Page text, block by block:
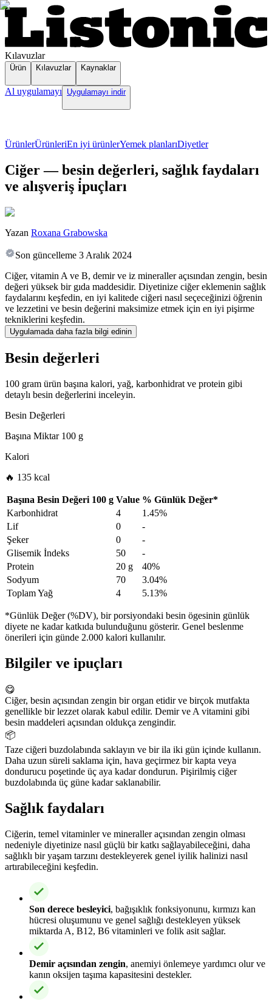
Kılavuzlar
Ürün Kılavuzlar Kaynaklar
Al uygulamayı Uygulamayı indir
ÜrünlerÜrünleriEn iyi ürünlerYemek planlarıDiyetler
Ciğer — besin değerleri, sağlık faydaları
ve alışveriş i̇puçları
Yazan Roxana Grabowska
Son güncelleme 3 Aralık 2024
Ciğer, vitamin A ve B, demir ve iz mineraller açısından zengin, besin
değeri yüksek bir gıda maddesidir. Diyetinize ciğer eklemenin sağlık
faydalarını keşfedin, en iyi kalitede ciğeri nasıl seçeceğinizi öğrenin
ve lezzetini ve besin değerini maksimize etmek için en iyi pişirme
tekniklerini keşfedin.
Uygulamada daha fazla bilgi edinin
Besin değerleri
100 gram ürün başına kalori, yağ, karbonhidrat ve protein gibi
detaylı besin değerlerini inceleyin.
Besin Değerleri
Başına Miktar100 g
Kalori
🔥 135 kcal
Başına Besin Değeri 100 g Value % Günlük Değer*
Karbonhidrat
4
1.45%
Lif
0
-
Şeker
0
-
Glisemik İndeks
50
-
Protein
20 g
40%
Sodyum
70
3.04%
Toplam Yağ
4 5.13%
*Günlük Değer (%DV), bir porsiyondaki besin ögesinin günlük
diyete ne kadar katkıda bulunduğunu gösterir. Genel beslenme
önerileri için günde 2.000 kalori kullanılır.
Bilgiler ve ipuçları
😋
Ciğer, besin açısından zengin bir organ etidir ve birçok mutfakta
genellikle bir lezzet olarak kabul edilir. Demir ve A vitamini gibi
besin maddeleri açısından oldukça zengindir.
📦
Taze ciğeri buzdolabında saklayın ve bir ila iki gün içinde kullanın.
Daha uzun süreli saklama için, hava geçirmez bir kapta veya
dondurucu poşetinde üç aya kadar dondurun. Pişirilmiş ciğer
buzdolabında üç güne kadar saklanabilir.
Sağlık faydaları
Ciğerin, temel vitaminler ve mineraller açısından zengin olması
nedeniyle diyetinize nasıl güçlü bir katkı sağlayabileceğini, daha
sağlıklı bir yaşam tarzını destekleyerek genel iyilik halinizi nasıl
artırabileceğini keşfedin.
Son derece besleyici, bağışıklık fonksiyonunu, kırmızı kan
hücresi oluşumunu ve genel sağlığı destekleyen yüksek
miktarda A, B12, B6 vitaminleri ve folik asit sağlar.
Demir açısından zengin, anemiyi önlemeye yardımcı olur ve
kanın oksijen taşıma kapasitesini destekler.